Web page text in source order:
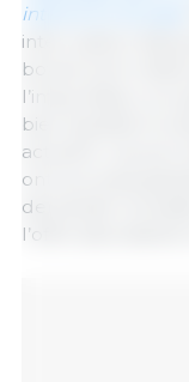
interne en Europe.
interruption
bovine sont
l’importation, en
bien équilibré la
actuelle. Les prix
ont eux aussi
demande
l’offre abondante